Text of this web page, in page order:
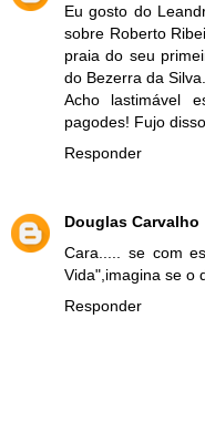
Eu gosto do
sobre Roberto
praia do seu
do Bezerra da Silva.
Acho lastimável
pagodes! Fujo
Responder
Douglas Carvalho
Cara..... se com
Vida",imagina se o
Responder